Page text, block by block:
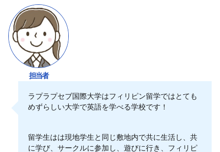
担当者
ラプラプセブ国際大学はフィリピン留学ではとても
めずらしい大学で英語を学べる学校です！
留学生はは現地学生と同じ敷地内で共に生活し、共
に学び、サークルに参加し、遊びに行き、フィリピ